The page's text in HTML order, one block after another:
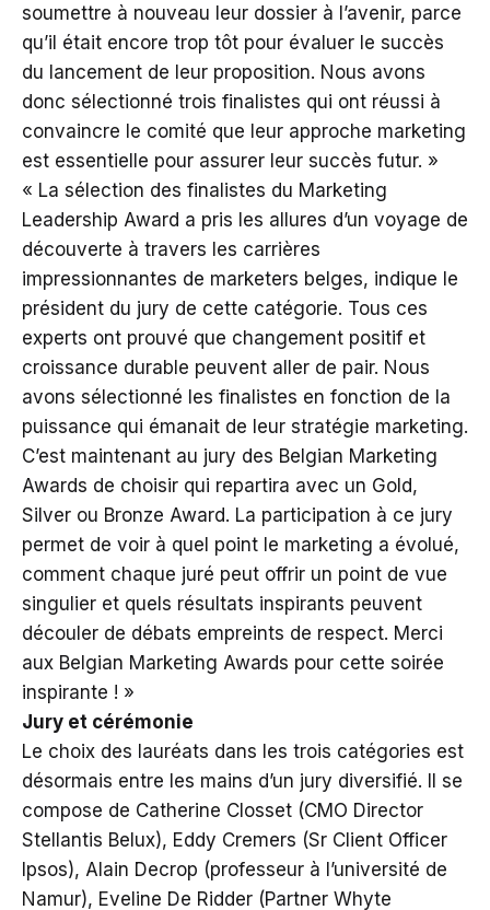
soumettre à nouveau leur dossier à l’avenir, parce
qu’il était encore trop tôt pour évaluer le succès
du lancement de leur proposition. Nous avons
donc sélectionné trois finalistes qui ont réussi à
convaincre le comité que leur approche marketing
est essentielle pour assurer leur succès futur. »
« La sélection des finalistes du Marketing
Leadership Award a pris les allures d’un voyage de
découverte à travers les carrières
impressionnantes de marketers belges, indique le
président du jury de cette catégorie. Tous ces
experts ont prouvé que changement positif et
croissance durable peuvent aller de pair. Nous
avons sélectionné les finalistes en fonction de la
puissance qui émanait de leur stratégie marketing.
C’est maintenant au jury des Belgian Marketing
Awards de choisir qui repartira avec un Gold,
Silver ou Bronze Award. La participation à ce jury
permet de voir à quel point le marketing a évolué,
comment chaque juré peut offrir un point de vue
singulier et quels résultats inspirants peuvent
découler de débats empreints de respect. Merci
aux Belgian Marketing Awards pour cette soirée
inspirante ! »
Jury et cérémonie
Le choix des lauréats dans les trois catégories est
désormais entre les mains d’un jury diversifié. Il se
compose de Catherine Closset (CMO Director
Stellantis Belux), Eddy Cremers (Sr Client Officer
Ipsos), Alain Decrop (professeur à l’université de
Namur), Eveline De Ridder (Partner Whyte